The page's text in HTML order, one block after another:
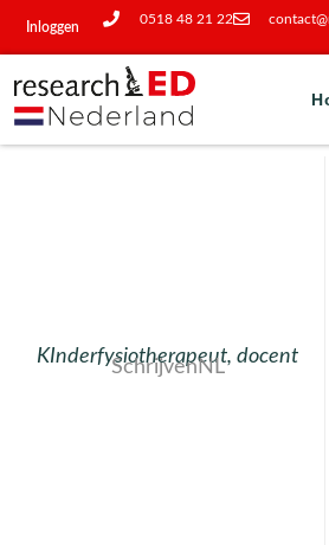
Inloggen
0518 48 21 22
KInderfysiotherapeut, docent
SchrijvenNL